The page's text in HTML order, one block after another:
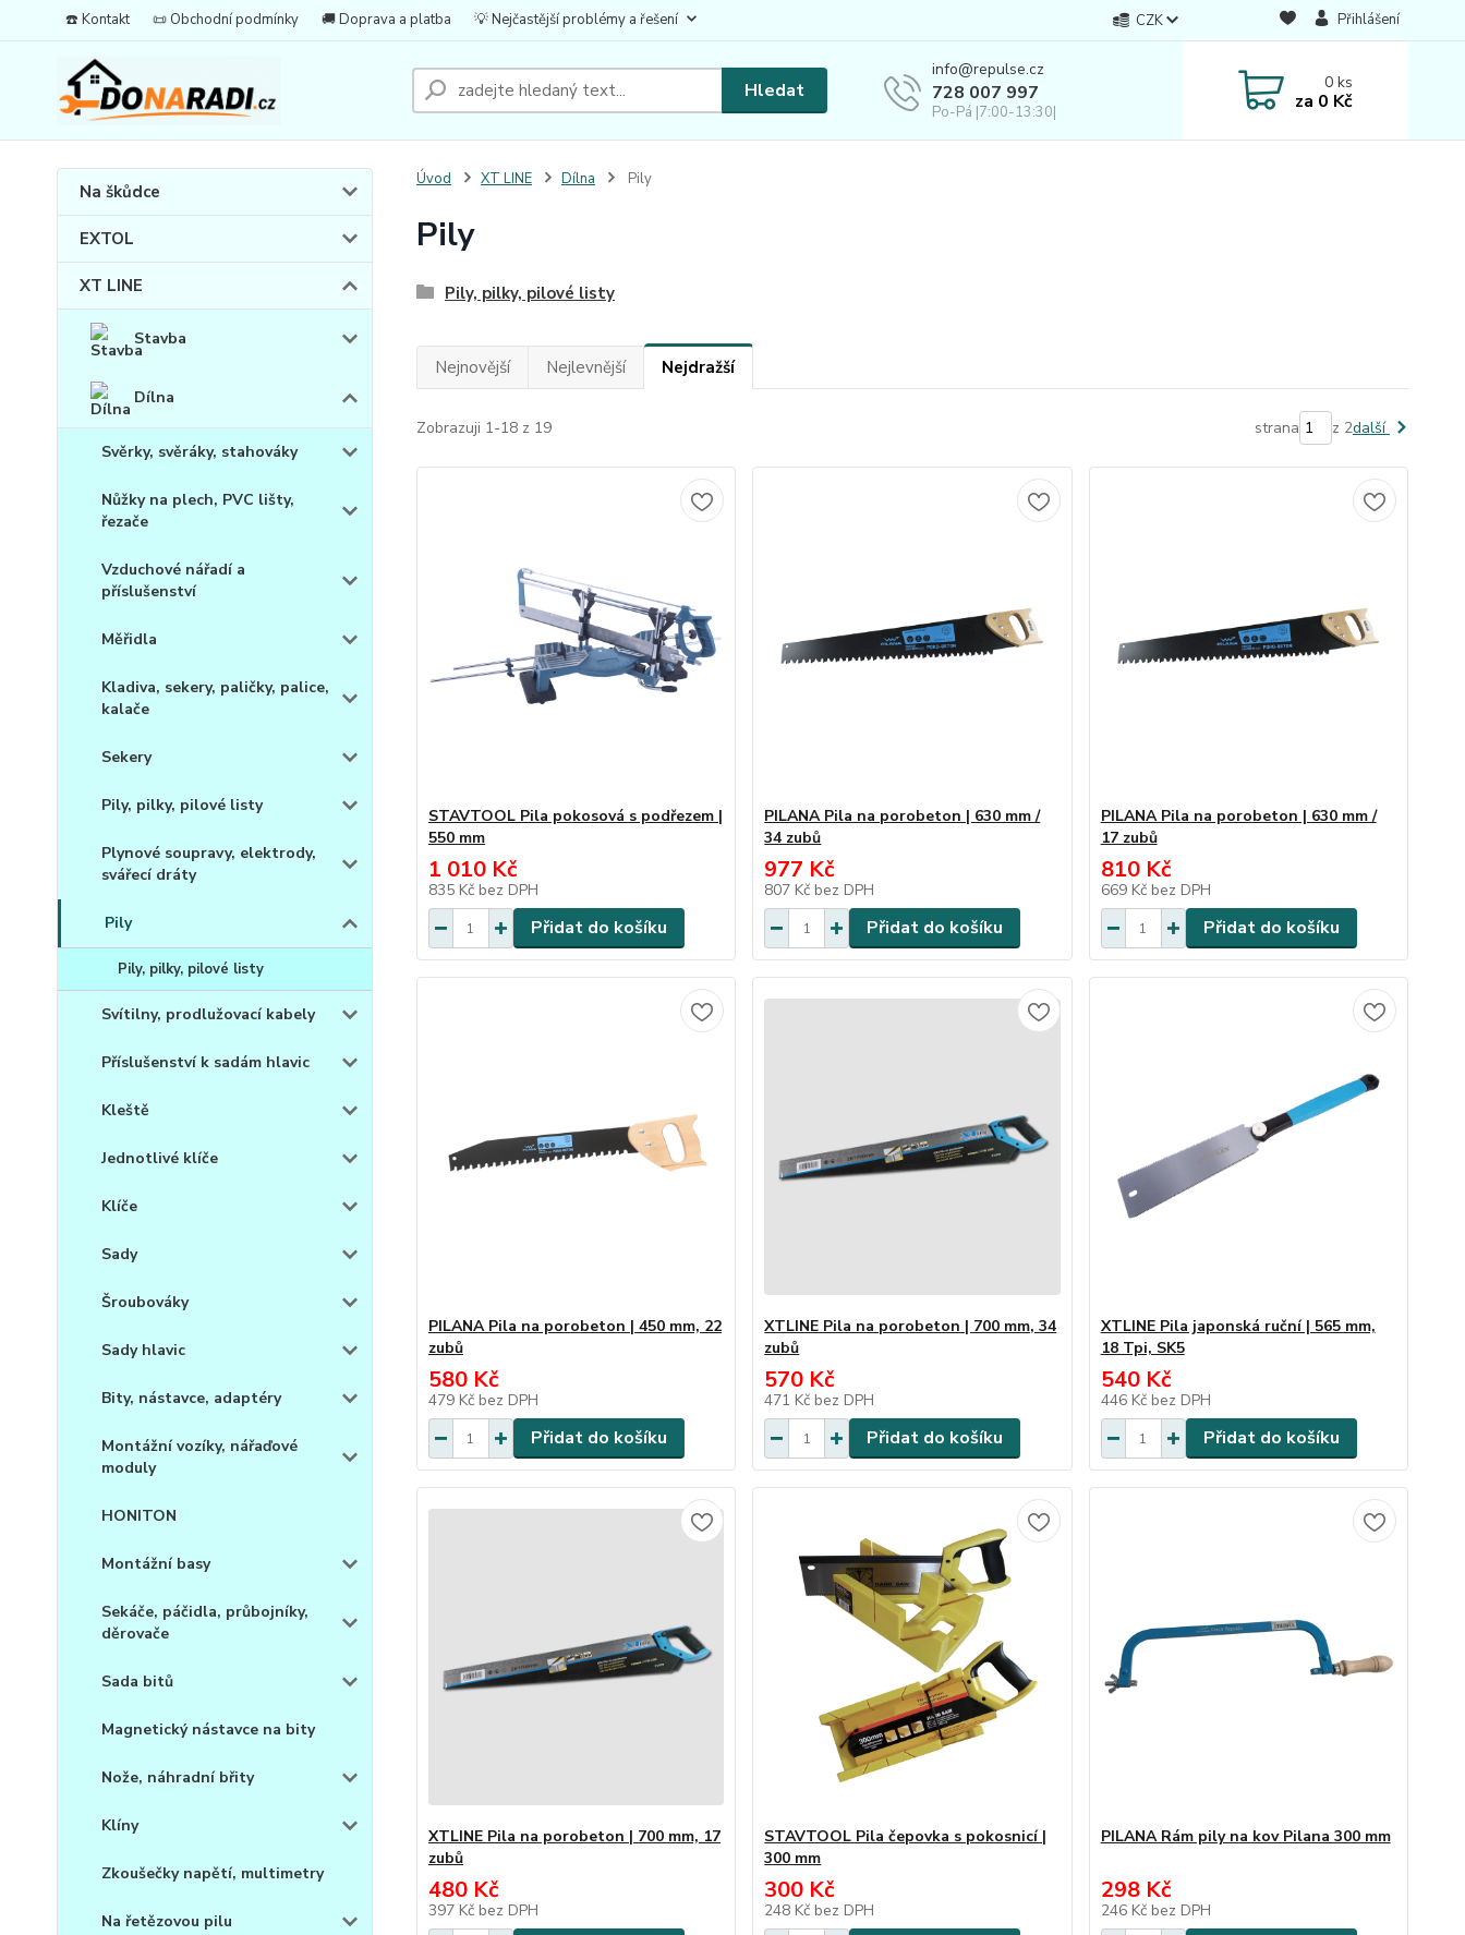
☎️ Kontakt 📜 Obchodní podmínky 🚚 Doprava a platba 💡 Nejčastější problémy a řešení CZK Přihlášení
Hledat
info@repulse.cz
728 007 997
Po-Pá |7:00-13:30|
0ks
za 0 Kč
Na škůdce
EXTOL
XT LINE
Stavba
Dílna
Svěrky, svěráky, stahováky
Nůžky na plech, PVC lišty,
řezače
Vzduchové nářadí a
příslušenství
Měřidla
Kladiva, sekery, paličky, palice,
kalače
Sekery
Pily, pilky, pilové listy
Plynové soupravy, elektrody,
svářecí dráty
Pily
Pily, pilky, pilové listy
Svítilny, prodlužovací kabely
Příslušenství k sadám hlavic
Kleště
Jednotlivé klíče
Klíče
Sady
Šroubováky
Sady hlavic
Bity, nástavce, adaptéry
Montážní vozíky, nářaďové
moduly
HONITON
Montážní basy
Sekáče, páčidla, průbojníky,
děrovače
Sada bitů
Magnetický nástavce na bity
Nože, náhradní břity
Klíny
Zkoušečky napětí, multimetry
Na řetězovou pilu
Úvod XT LINE Dílna Pily
Pily
Pily, pilky, pilové listy
Nejnovější Nejlevnější Nejdražší
Zobrazuji 1-18 z 19 strana z 2další
STAVTOOL Pila pokosová s podřezem |
550 mm
1 010 Kč
835 Kč bez DPH
Přidat do košíku
PILANA Pila na porobeton | 630 mm /
34 zubů
977 Kč
807 Kč bez DPH
Přidat do košíku
PILANA Pila na porobeton | 630 mm /
17 zubů
810 Kč
669 Kč bez DPH
Přidat do košíku
PILANA Pila na porobeton | 450 mm, 22
zubů
580 Kč
479 Kč bez DPH
Přidat do košíku
XTLINE Pila na porobeton | 700 mm, 34
zubů
570 Kč
471 Kč bez DPH
Přidat do košíku
XTLINE Pila japonská ruční | 565 mm,
18 Tpi, SK5
540 Kč
446 Kč bez DPH
Přidat do košíku
XTLINE Pila na porobeton | 700 mm, 17
zubů
480 Kč
397 Kč bez DPH
STAVTOOL Pila čepovka s pokosnicí |
300 mm
300 Kč
248 Kč bez DPH
PILANA Rám pily na kov Pilana 300 mm
298 Kč
246 Kč bez DPH